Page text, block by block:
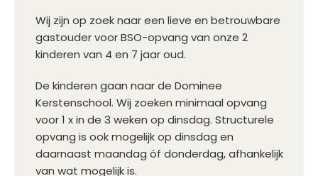
Wij zijn op zoek naar een lieve en betrouwbare
gastouder voor BSO-opvang van onze 2
kinderen van 4 en 7 jaar oud.
De kinderen gaan naar de Dominee
Kerstenschool. Wij zoeken minimaal opvang
voor 1 x in de 3 weken op dinsdag. Structurele
opvang is ook mogelijk op dinsdag en
daarnaast maandag óf donderdag, afhankelijk
van wat mogelijk is.